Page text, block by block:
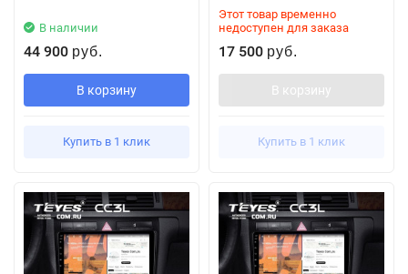
В наличии
44 900 руб.
В корзину
Купить в 1 клик
Этот товар временно
недоступен для заказа
17 500 руб.
В корзину
Купить в 1 клик